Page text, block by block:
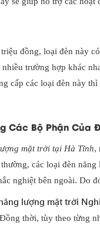
đồng, loại đèn này
trường hợp khác
cấp các loại đèn này
Các Bộ Phận Của
mặt trời tại Hà Tĩnh,
các loại đèn
nghiệt bên ngoài. Do
lượng mặt trời
thời, tùy theo từng